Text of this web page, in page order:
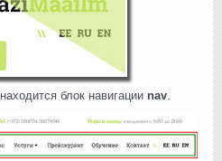
находится блок навигации nav